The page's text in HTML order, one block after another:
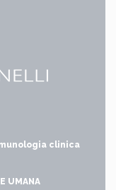
clinica
UMANA